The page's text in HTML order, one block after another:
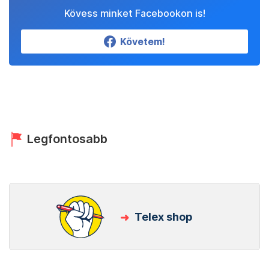
Kövess minket Facebookon is!
Követem!
Legfontosabb
Telex shop